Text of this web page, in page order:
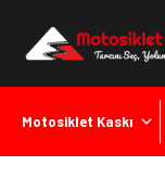
Motosiklet Kaskı